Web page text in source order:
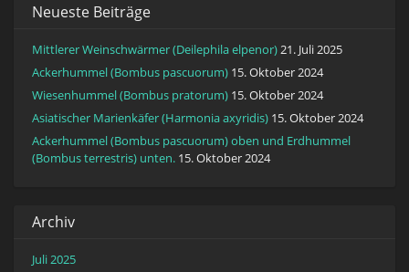
Neueste Beiträge
Mittlerer Weinschwärmer (Deilephila elpenor)21. Juli 2025
Ackerhummel (Bombus pascuorum) 15. Oktober 2024
Wiesenhummel (Bombus pratorum) 15. Oktober 2024
Asiatischer Marienkäfer (Harmonia axyridis) 15. Oktober 2024
Ackerhummel (Bombus pascuorum) oben und Erdhummel
(Bombus terrestris) unten. 15. Oktober 2024
Archiv
Juli 2025